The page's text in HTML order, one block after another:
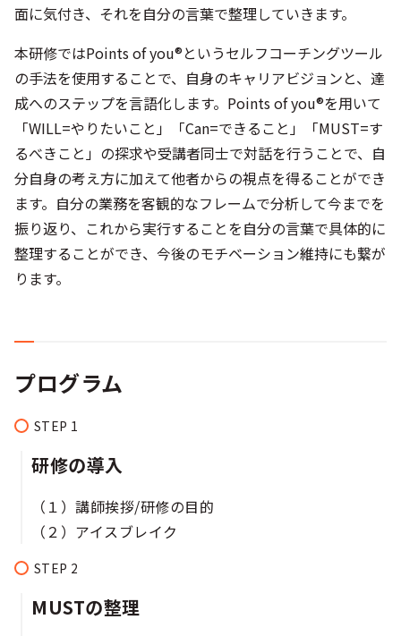
面に気付き、それを自分の言葉で整理していきます。
本研修ではPoints of you®というセルフコーチングツール
の手法を使用することで、自身のキャリアビジョンと、達
成へのステップを言語化します。Points of you®を用いて
「WILL=やりたいこと」「Can=できること」「MUST=す
るべきこと」の探求や受講者同士で対話を行うことで、自
分自身の考え方に加えて他者からの視点を得ることができ
ます。自分の業務を客観的なフレームで分析して今までを
振り返り、これから実行することを自分の言葉で具体的に
整理することができ、今後のモチベーション維持にも繋が
ります。
プログラム
研修の導入​​​
（１）講師挨拶/研修の目的​
（２）アイスブレイク​
MUSTの整理​​​​